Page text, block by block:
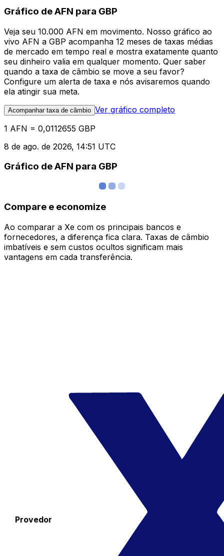
Gráfico de AFN para GBP
Veja seu 10.000 AFN em movimento. Nosso gráfico ao
vivo AFN a GBP acompanha 12 meses de taxas médias
de mercado em tempo real e mostra exatamente quanto
seu dinheiro valia em qualquer momento. Quer saber
quando a taxa de câmbio se move a seu favor?
Configure um alerta de taxa e nós avisaremos quando
ela atingir sua meta.
Acompanhar taxa de câmbio Ver gráfico completo
1 AFN = 0,0112655 GBP
8 de ago. de 2026, 14:51 UTC
Gráfico de AFN para GBP
Compare e economize
Ao comparar a Xe com os principais bancos e
fornecedores, a diferença fica clara. Taxas de câmbio
imbatíveis e sem custos ocultos significam mais
vantagens em cada transferência.
Provedor